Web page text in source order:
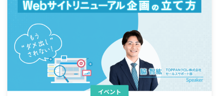
イベント